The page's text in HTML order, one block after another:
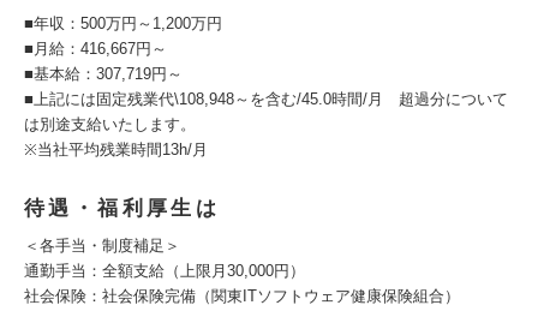
■年収：500万円～1,200万円
■月給：416,667円～
■基本給：307,719円～
■上記には固定残業代\108,948～を含む/45.0時間/月 超過分について
は別途支給いたします。
※当社平均残業時間13h/月
待遇・福利厚生は
＜各手当・制度補足＞
通勤手当：全額支給（上限月30,000円）
社会保険：社会保険完備（関東ITソフトウェア健康保険組合）